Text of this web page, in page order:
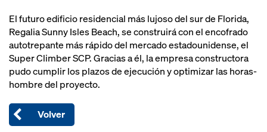
El futuro edificio residencial más lujoso del sur de Florida,
Regalia Sunny Isles Beach, se construirá con el encofrado
autotrepante más rápido del mercado estadounidense, el
Super Climber SCP. Gracias a él, la empresa constructora
pudo cumplir los plazos de ejecución y optimizar las horas-
hombre del proyecto.
Volver